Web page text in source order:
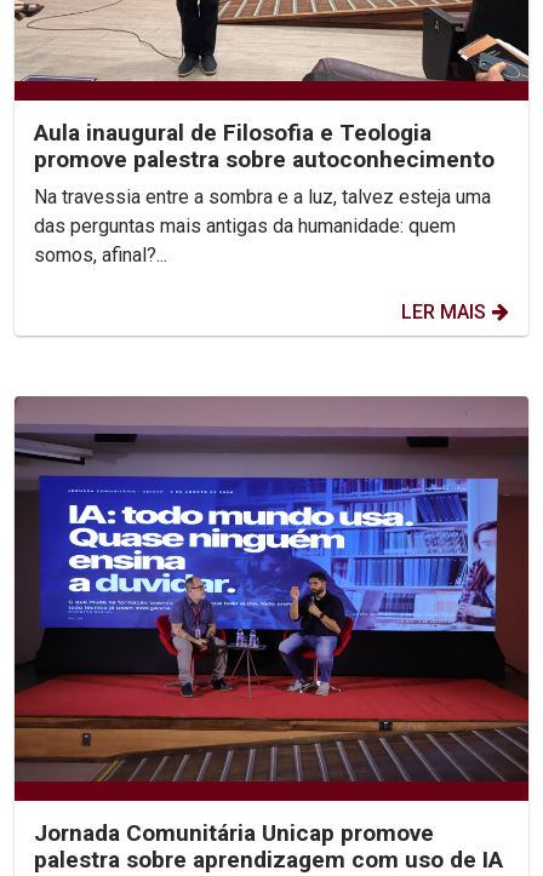
Aula inaugural de Filosofia e Teologia
promove palestra sobre autoconhecimento
Na travessia entre a sombra e a luz, talvez esteja uma
das perguntas mais antigas da humanidade: quem
somos, afinal?...
LER MAIS
Jornada Comunitária Unicap promove
palestra sobre aprendizagem com uso de IA